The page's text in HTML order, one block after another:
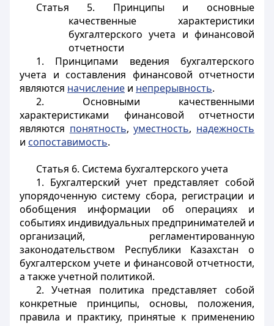
Статья 5. Принципы и основные
качественные характеристики
бухгалтерского учета и финансовой
отчетности
1. Принципами ведения бухгалтерского
учета и составления финансовой отчетности
являются начисление и непрерывность.
2. Основными качественными
характеристиками финансовой отчетности
являются понятность,уместность, надежность
и сопоставимость.
Статья 6. Система бухгалтерского учета
1. Бухгалтерский учет представляет собой
упорядоченную систему сбора, регистрации и
обобщения информации об операциях и
событиях индивидуальных предпринимателей и
организаций, регламентированную
законодательством Республики Казахстан о
бухгалтерском учете и финансовой отчетности,
а также учетной политикой.
2. Учетная политика представляет собой
конкретные принципы, основы, положения,
правила и практику, принятые к применению